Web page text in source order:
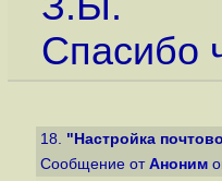
Спасибо
18. "Настройка
Сообщение от Аноним